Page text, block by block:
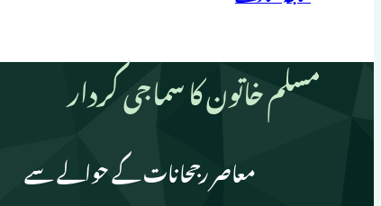
مسلم خاتون کا سماجی کردار
معاصر رجحانات کے حوالے سے